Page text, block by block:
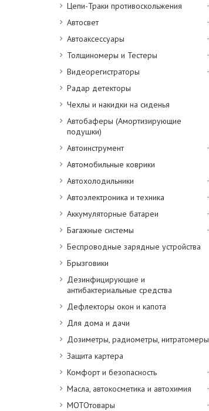
Цепи-Траки противоскольжения
Автосвет
Автоаксессуары
Толщиномеры и Тестеры
Видеорегистраторы
Радар детекторы
Чехлы и накидки на сиденья
Автобаферы (Амортизирующие
подушки)
Автоинструмент
Автомобильные коврики
Автохолодильники
Автоэлектроника и техника
Аккумуляторные батареи
Багажные системы
Беспроводные зарядные устройства
Брызговики
Дезинфицирующие и
антибактериальные средства
Дефлекторы окон и капота
Для дома и дачи
Дозиметры, радиометры, нитратомеры
Защита картера
Комфорт и безопасность
Масла, автокосметика и автохимия
МОТОтовары